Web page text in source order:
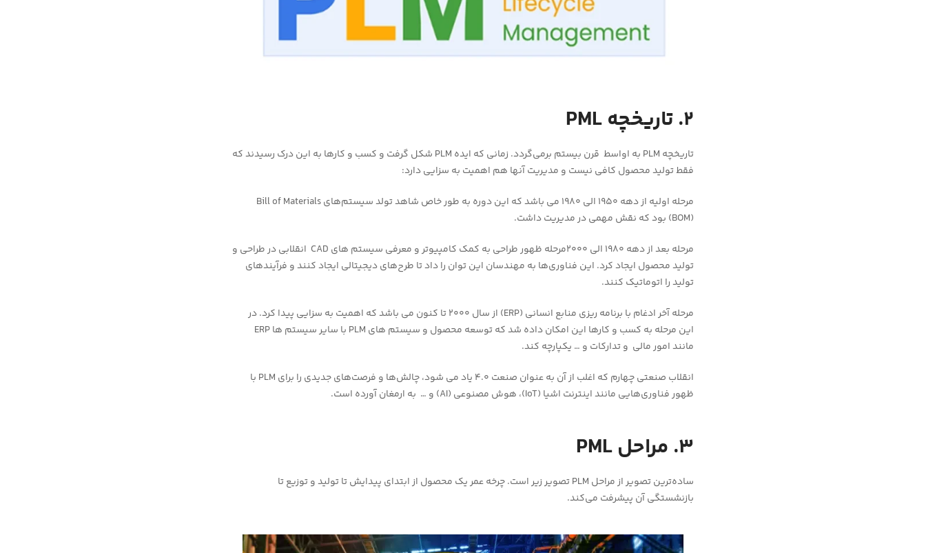
2. تاریخچه PML
تاریخچه PLM به اواسط قرن بیستم برمی‌گردد. زمانی که ایده PLM شکل گرفت و کسب و کارها به این درک رسیدند که
فقط تولید محصول کافی نیست و مدیریت آنها هم اهمیت به سزایی دارد:
مرحله اولیه از دهه ۱۹۵۰ الی ۱۹۸۰ می باشد که این دوره به طور خاص شاهد تولد سیستم‌های Bill of Materials
(BOM) بود که نقش مهمی در مدیریت داشت.
مرحله بعد از دهه ۱۹۸۰ الی ۲۰۰۰مرحله ظهور طراحی به کمک کامپیوتر و معرفی سیستم های CAD انقلابی در طراحی و
تولید محصول ایجاد کرد. این فناوری‌ها به مهندسان این توان را داد تا طرح‌های دیجیتالی ایجاد کنند و فرآیندهای
تولید را اتوماتیک کنند.
مرحله آخر ادغام با برنامه ریزی منابع انسانی (ERP) از سال ۲۰۰۰ تا کنون می باشد که اهمیت به سزایی پیدا کرد. در
این مرحله به کسب و کارها این امکان داده شد که توسعه محصول و سیستم های PLM با سایر سیستم ها ERP
مانند امور مالی و تدارکات و … یکپارچه کند.
انقلاب صنعتی چهارم که اغلب از آن به عنوان صنعت 4.0 یاد می شود، چالش‌ها‌ و فرصت‌های جدیدی را برای PLM با
ظهور فناوری‌هایی مانند اینترنت اشیا (IoT)، هوش مصنوعی (AI) و … به ارمغان آورده است.
3. مراحل PML
ساده‌ترین تصویر از مراحل PLM تصویر زیر است. چرخه عمر یک محصول از ابتدای پیدایش تا تولید و توزیع تا
بازنشستگی آن پیشرفت می‌کند.